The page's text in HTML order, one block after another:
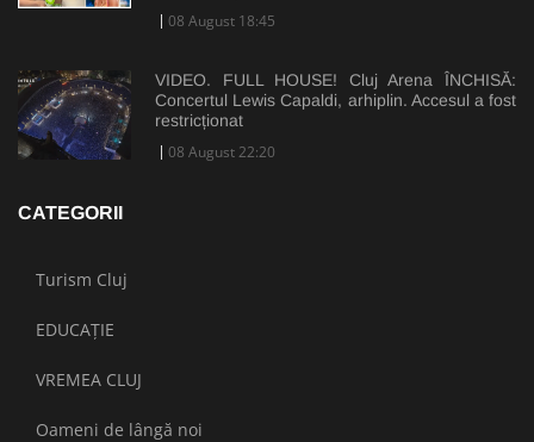
08 August 18:45
VIDEO. FULL HOUSE! Cluj Arena ÎNCHISĂ:
Concertul Lewis Capaldi, arhiplin. Accesul a fost
restricționat
08 August 22:20
CATEGORII
Turism Cluj
EDUCAȚIE
VREMEA CLUJ
Oameni de lângă noi